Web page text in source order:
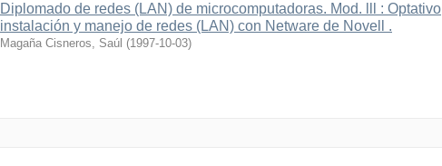
Diplomado de redes (LAN) de microcomputadoras. Mod. lll : Optativo
instalación y manejo de redes (LAN) con Netware de Novell .
Magaña Cisneros, Saúl (1997-10-03)